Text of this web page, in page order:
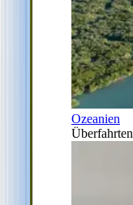
Ozeanien
Überfahrten